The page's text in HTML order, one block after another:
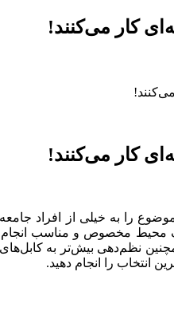
محیط مخصوص و مناسب
انتخاب را انجام دهید.